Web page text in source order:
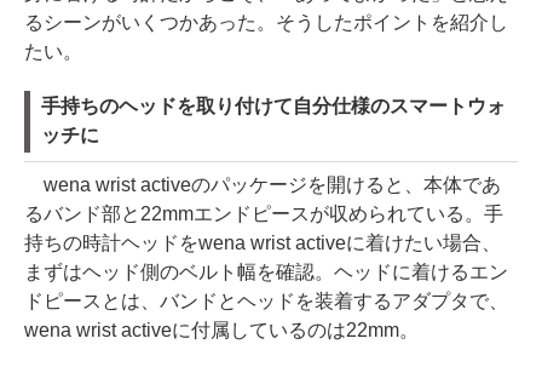
るシーンがいくつかあった。そうしたポイントを紹介し
たい。
手持ちのヘッドを取り付けて自分仕様のスマートウォ
ッチに
wena wrist activeのパッケージを開けると、本体であ
るバンド部と22mmエンドピースが収められている。手
持ちの時計ヘッドをwena wrist activeに着けたい場合、
まずはヘッド側のベルト幅を確認。ヘッドに着けるエン
ドピースとは、バンドとヘッドを装着するアダプタで、
wena wrist activeに付属しているのは22mm。